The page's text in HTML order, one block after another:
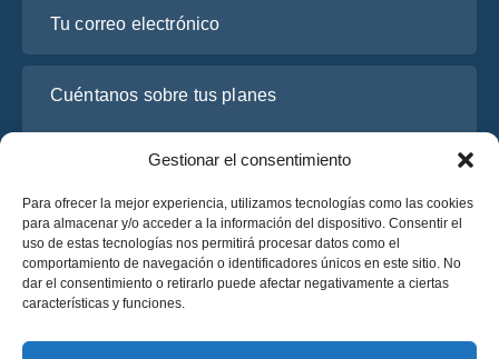
Gestionar el consentimiento
Para ofrecer la mejor experiencia, utilizamos tecnologías como las cookies
para almacenar y/o acceder a la información del dispositivo. Consentir el
uso de estas tecnologías nos permitirá procesar datos como el
comportamiento de navegación o identificadores únicos en este sitio. No
dar el consentimiento o retirarlo puede afectar negativamente a ciertas
características y funciones.
He leído y acepto la